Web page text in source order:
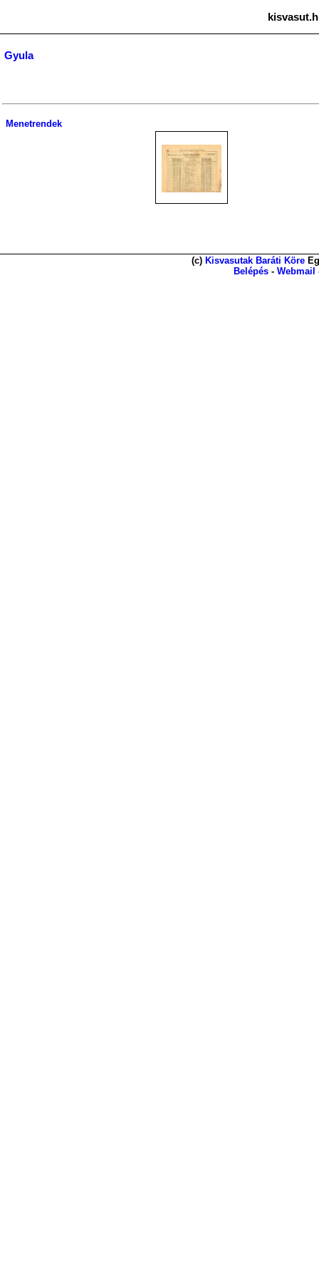
Gyula
Menetrendek
(c) Kisvasutak Baráti Köre
Belépés - Webmail